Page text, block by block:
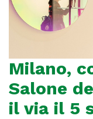
Milano,
Salone
il via il 5